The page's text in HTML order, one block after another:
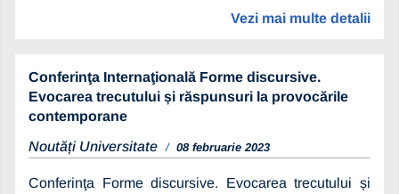
Vezi mai multe detalii
Conferinţa Internaţională Forme discursive.
Evocarea trecutului și răspunsuri la provocările
contemporane
Noutăți Universitate
08 februarie 2023
Conferinţa Forme discursive. Evocarea trecutului și